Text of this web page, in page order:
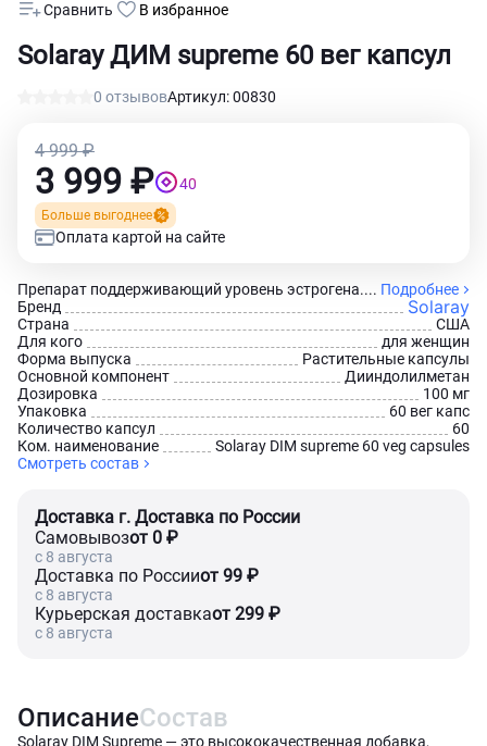
Solaray ДИМ supreme 60 вег капсул
0 отзывовАртикул: 00830
Сравнить В избранное
Препарат поддерживающий уровень эстрогена.... Подробнее
Бренд
Solaray
Страна
США
Для кого
для женщин
Форма выпуска
Растительные капсулы
Основной компонент
Дииндолилметан
Дозировка
100 мг
Упаковка
60 вег капс
Количество капсул
60
Ком. наименование
Solaray DIM supreme 60 veg capsules
Смотреть состав
4 999 ₽
3 999 ₽ 40
Больше выгоднее
Оплата картой на сайте
Доставка г. Доставка по России
Самовывозот 0 ₽
c 8 августа
Доставка по Россииот 99 ₽
c 8 августа
Курьерская доставкаот 299 ₽
c 8 августа
ОписаниеСостав
Solaray DIM Supreme — это высококачественная добавка,